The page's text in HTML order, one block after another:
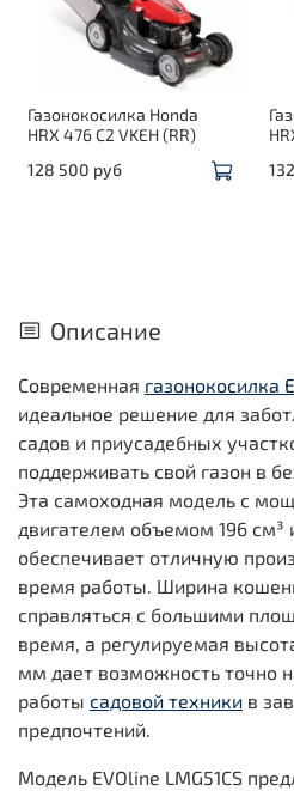
Газонокосилка Honda
HRX 476 C2 VKEH (RR)
128 500 руб
Описание
Современная газонокосилка
идеальное решение для
садов и приусадебных
поддерживать свой газон в
Эта самоходная модель с
двигателем объемом 196 см³
обеспечивает отличную
время работы. Ширина
справляться с большими
время, а регулируемая
мм дает возможность точно
работы садовой техники в
предпочтений.
Модель EVOline LMG51CS